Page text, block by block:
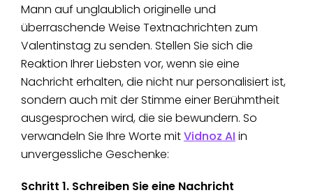
Mann auf unglaublich originelle und
überraschende Weise Textnachrichten zum
Valentinstag zu senden. Stellen Sie sich die
Reaktion Ihrer Liebsten vor, wenn sie eine
Nachricht erhalten, die nicht nur personalisiert ist,
sondern auch mit der Stimme einer Berühmtheit
ausgesprochen wird, die sie bewundern. So
verwandeln Sie Ihre Worte mitVidnoz AI in
unvergessliche Geschenke:
Schritt 1. Schreiben Sie eine Nachricht